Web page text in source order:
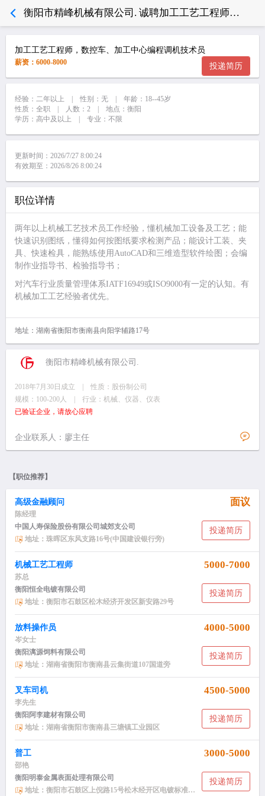
衡阳市精峰机械有限公司. 诚聘加工工艺工程师，数控车、加工中心编程调机技术员
加工工艺工程师，数控车、加工中心编程调机技术员
投递简历
薪资：6000-8000
经验：二年以上 | 性别：无 | 年龄：18--45岁
性质：全职 | 人数：2 | 地点：衡阳
学历：高中及以上 | 专业：不限
更新时间：2026/7/27 8:00:24
有效期至：2026/8/26 8:00:24
职位详情
两年以上机械工艺技术员工作经验，懂机械加工设备及工艺；能
快速识别图纸，懂得如何按图纸要求检测产品；能设计工装、夹
具、快速检具，能熟练使用AutoCAD和三维造型软件绘图；会编
制作业指导书、检验指导书；
对汽车行业质量管理体系IATF16949或ISO9000有一定的认知。有
机械加工工艺经验者优先。
地址：湖南省衡阳市衡南县向阳学辅路17号
衡阳市精峰机械有限公司.
2018年7月30日成立 | 性质：股份制公司
规模：100-200人 | 行业：机械、仪器、仪表
已验证企业，请放心应聘
企业联系人：廖主任
【职位推荐】
高级金融顾问 面议
陈经理
投递简历
中国人寿保险股份有限公司城郊支公司
地址：珠晖区东风支路16号(中国建设银行旁)
机械工艺工程师 5000-7000
苏总
投递简历
衡阳恒全电镀有限公司
地址：衡阳市石鼓区松木经济开发区新安路29号
放料操作员 4000-5000
岑女士
投递简历
衡阳漓源饲料有限公司
地址：湖南省衡阳市衡南县云集街道107国道旁
叉车司机 4500-5000
李先生
投递简历
衡阳阿李建材有限公司
地址：湖南省衡阳市衡南县三塘镇工业园区
普工 3000-5000
邵艳
投递简历
衡阳明泰金属表面处理有限公司
地址：衡阳市石鼓区上倪路15号松木经开区电镀标准厂房6栋101复室第二层